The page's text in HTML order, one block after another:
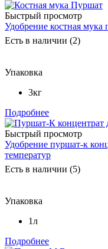
Быстрый просмотр
Удобрение костная мука
Есть в наличии (2)
Упаковка
3кг
Подробнее
Быстрый просмотр
Удобрение пуршат-к
температур
Есть в наличии (5)
Упаковка
1л
Подробнее